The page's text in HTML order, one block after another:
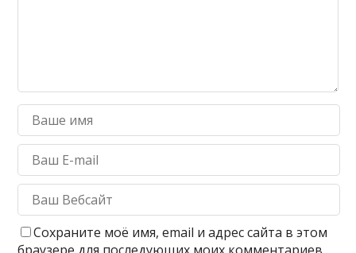
Сохраните моё имя, email и адрес сайта в этом